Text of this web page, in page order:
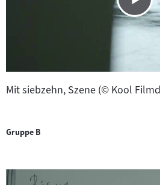
Mit siebzehn, Szene (© Kool
Gruppe B